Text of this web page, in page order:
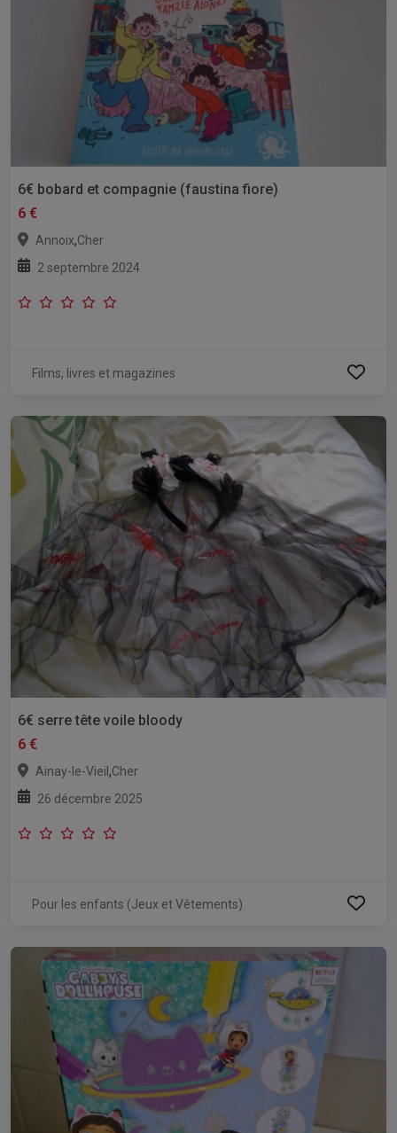
6€ bobard et compagnie (faustina fiore)
6 €
Annoix,Cher
2 septembre 2024
Films, livres et magazines
6€ serre tête voile bloody
6 €
Ainay-le-Vieil,Cher
26 décembre 2025
Pour les enfants (Jeux et Vêtements)